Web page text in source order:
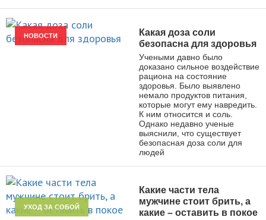
НОВОСТИ
Какая доза соли
безопасна для здоровья
Учеными давно было
доказано сильное воздействие
рациона на состояние
здоровья. Было выявлено
немало продуктов питания,
которые могут ему навредить.
К ним относится и соль.
Однако недавно ученые
выяснили, что существует
безопасная доза соли для
людей
УХОД ЗА СОБОЙ
Какие части тела
мужчине стоит брить, а
какие – оставить в покое